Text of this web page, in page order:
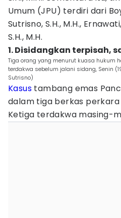
Umum (JPU) terdiri dari
Sutrisno, S.H., M.H.,
S.H., M.H.
1. Disidangkan terpisah,
Tiga orang yang menurut kuasa hukum
terdakwa sebelum jalani sidang, Senin
Sutrisno)
Kasus tambang emas
dalam tiga berkas
Ketiga terdakwa masing-